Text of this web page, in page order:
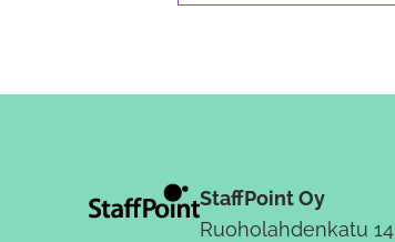
StaffPoint Oy
Ruoholahdenkatu 14